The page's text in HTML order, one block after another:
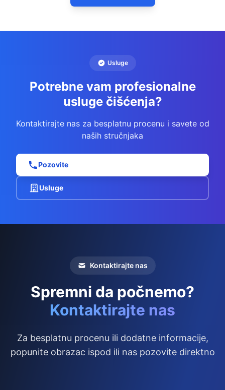
Usluge
Potrebne vam profesionalne
usluge čišćenja?
Kontaktirajte nas za besplatnu procenu i savete od
naših stručnjaka
Pozovite
Usluge
Kontaktirajte nas
Spremni da počnemo?
Kontaktirajte nas
Za besplatnu procenu ili dodatne informacije,
popunite obrazac ispod ili nas pozovite direktno